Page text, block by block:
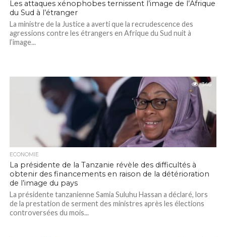
Les attaques xénophobes ternissent l’image de l’Afrique
du Sud à l’étranger
La ministre de la Justice a averti que la recrudescence des
agressions contre les étrangers en Afrique du Sud nuit à
l’image...
346
ECONOMIE
La présidente de la Tanzanie révèle des difficultés à
obtenir des financements en raison de la détérioration
de l’image du pays
La présidente tanzanienne Samia Suluhu Hassan a déclaré, lors
de la prestation de serment des ministres après les élections
controversées du mois...